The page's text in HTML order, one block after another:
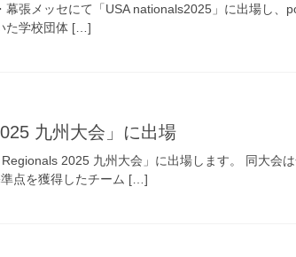
張メッセにて「USA nationals2025」に出場し、
た学校団体 […]
九州大会」に出場
2025 九州大会」に出場します。 同大会
点を獲得したチーム […]